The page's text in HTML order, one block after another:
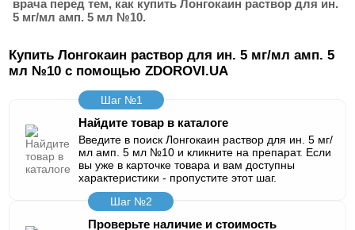
врача перед тем, как купить Лонгокаин раствор для ин.
5 мг/мл амп. 5 мл №10.
Купить Лонгокаин раствор для ин. 5 мг/мл амп. 5
мл №10 с помощью ZDOROVI.UA
Шаг №1
Найдите товар в каталоге
Введите в поиск Лонгокаин раствор для ин. 5 мг/
мл амп. 5 мл №10 и кликните на препарат. Если
вы уже в карточке товара и вам доступны
характеристики - пропустите этот шаг.
Шаг №2
Проверьте наличие и стоимость